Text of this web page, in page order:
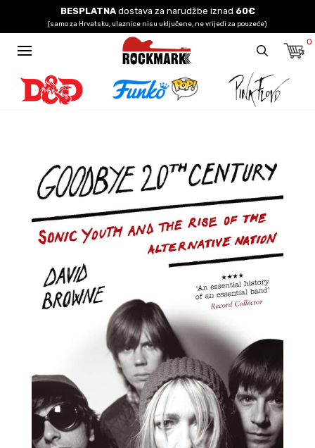
BESPLATNAdostava za narudžbe iznad 60€
(samo za Hrvatsku, ulaznice nisu uključene, ne vrijedi za pouzeće)
0